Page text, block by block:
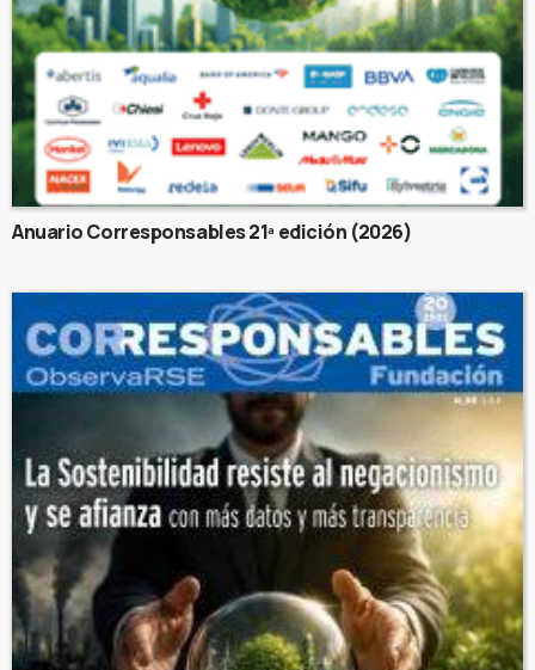
Anuario Corresponsables 21ª edición (2026)